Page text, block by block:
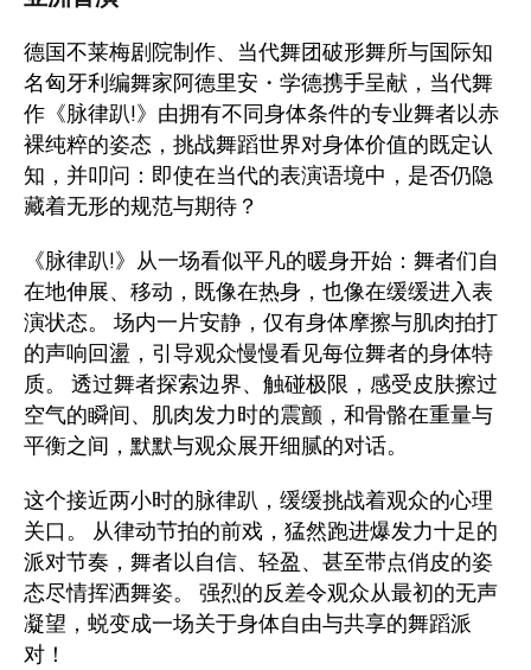
德国不莱梅剧院制作、当代舞团破形舞所与国际知
名匈牙利编舞家阿德里安・学德携手呈献，当代舞
作《脉律趴!》由拥有不同身体条件的专业舞者以赤
裸纯粹的姿态，挑战舞蹈世界对身体价值的既定认
知，并叩问：即使在当代的表演语境中，是否仍隐
藏着无形的规范与期待？
《脉律趴!》从一场看似平凡的暖身开始：舞者们自
在地伸展、移动，既像在热身，也像在缓缓进入表
演状态。 场内一片安静，仅有身体摩擦与肌肉拍打
的声响回盪，引导观众慢慢看见每位舞者的身体特
质。 透过舞者探索边界、触碰极限，感受皮肤擦过
空气的瞬间、肌肉发力时的震颤，和骨骼在重量与
平衡之间，默默与观众展开细腻的对话。
这个接近两小时的脉律趴，缓缓挑战着观众的心理
关口。 从律动节拍的前戏，猛然跑进爆发力十足的
派对节奏，舞者以自信、轻盈、甚至带点俏皮的姿
态尽情挥洒舞姿。 强烈的反差令观众从最初的无声
凝望，蜕变成一场关于身体自由与共享的舞蹈派
对！